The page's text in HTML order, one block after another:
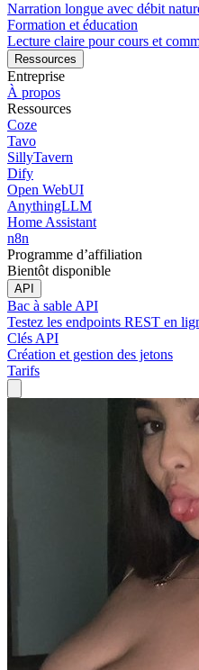
Narration longue avec débit
Formation et éducation
Lecture claire pour cours et
Ressources
Entreprise
À propos
Ressources
Coze
Tavo
SillyTavern
Dify
Open WebUI
AnythingLLM
Home Assistant
n8n
Programme d’affiliation
Bientôt disponible
API
Bac à sable API
Testez les endpoints REST en
Clés API
Création et gestion des jetons
Tarifs